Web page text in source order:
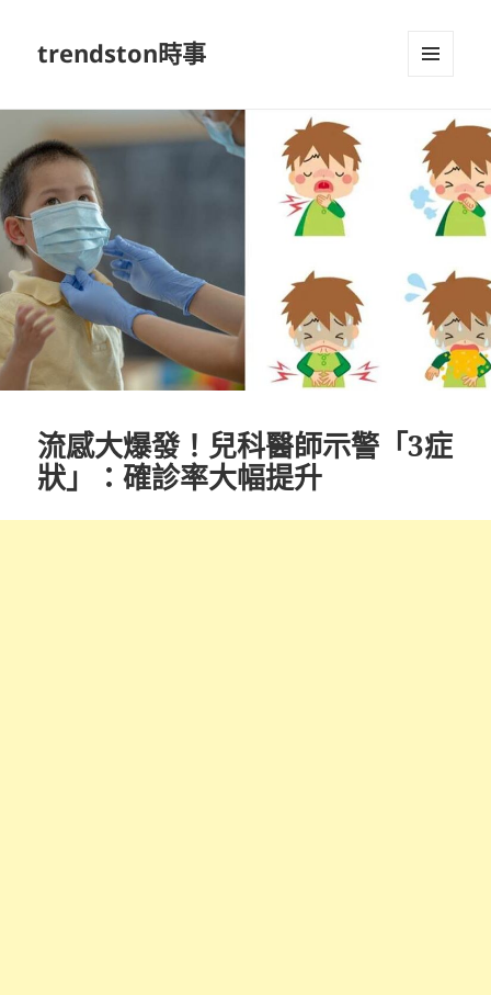
trendston時事
流感大爆發！兒科醫師示警「3症
狀」：確診率大幅提升